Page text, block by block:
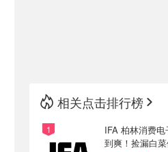
相关点击排行榜
IFA 柏林消费
到爽！捡漏白